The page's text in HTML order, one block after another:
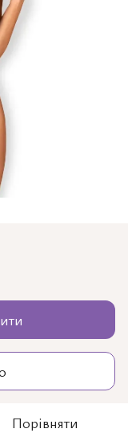
Порівняти